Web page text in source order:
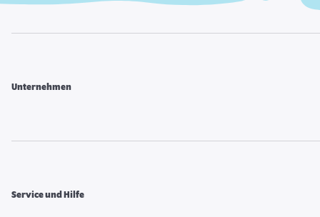
Unternehmen
Service und Hilfe